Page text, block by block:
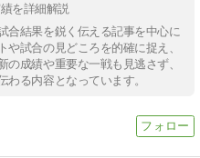
を詳細解説
合結果を鋭く伝える記事を中心に
試合の見どころを的確に捉え、
成績や重要な一戦も見逃さず、
る内容となっています。